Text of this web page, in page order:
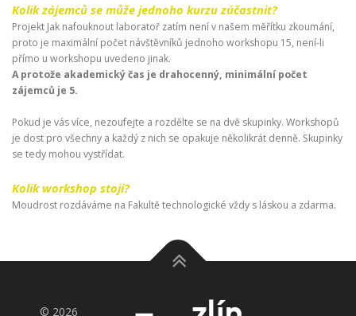
Kolik zájemců se může jednoho kurzu zúčastnit?
Projekt Jak nafouknout laboratoř zatím není v našem měřítku zkoumání,
proto je maximální počet návštěvníků jednoho workshopu 15, není-li
přímo u workshopu uvedeno jinak.
A protože akademický čas je drahocenný, minimální počet
zájemců je 5.
Pokud je vás více, nezoufejte a rozdělte se na dvě skupinky. Workshopů
je dost pro všechny a každý z nich se opakuje několikrát denně. Skupinky
se tedy mohou vystřídat.
Kolik workshop stojí?
Moudrost rozdáváme na Fakultě technologické vždy s láskou a zdarma.
© 2026